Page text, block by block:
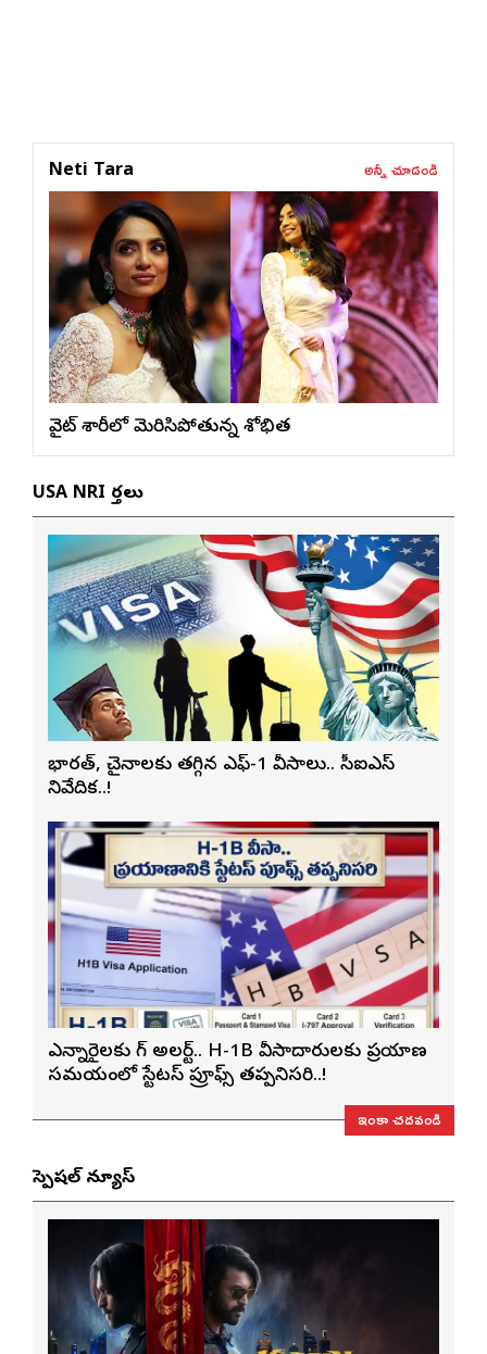
Neti Tara అన్నీ చూడండి
వైట్ శారీలో మెరిసిపోతున్న శోభిత
USA NRI వార్తలు
భారత్, చైనాలకు తగ్గిన ఎఫ్-1 వీసాలు.. సీఐఎస్
నివేదిక..!
ఎన్నారైలకు బిగ్ అలర్ట్.. H-1B వీసాదారులకు ప్రయాణ
సమయంలో స్టేటస్ ప్రూఫ్స్ తప్పనిసరి..!
ఇంకా చదవండి
స్పెషల్ న్యూస్